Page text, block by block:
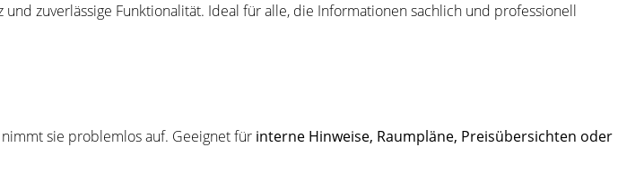
und zuverlässige Funktionalität. Ideal für alle, die Informationen sachlich und professionell
sie problemlos auf. Geeignet für interne Hinweise, Raumpläne, Preisübersichten oder